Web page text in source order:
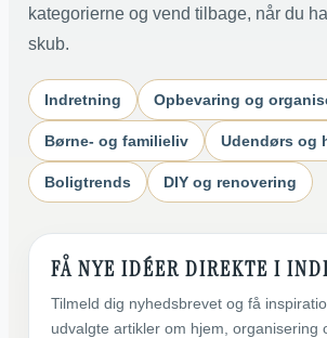
kategorierne og vend tilbage, når du
skub.
Indretning Opbevaring og
Børne- og familieliv Udendørs og
Boligtrends DIY og renovering
FÅ NYE IDÉER DIREKTE I
Tilmeld dig nyhedsbrevet og få
udvalgte artikler om hjem, organisering